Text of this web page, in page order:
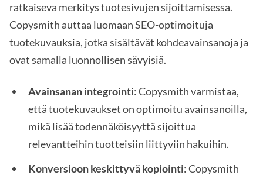
ratkaiseva merkitys tuotesivujen sijoittamisessa.
Copysmith auttaa luomaan SEO-optimoituja
tuotekuvauksia, jotka sisältävät kohdeavainsanoja ja
ovat samalla luonnollisen sävyisiä.
Avainsanan integrointi: Copysmith varmistaa,
että tuotekuvaukset on optimoitu avainsanoilla,
mikä lisää todennäköisyyttä sijoittua
relevantteihin tuotteisiin liittyviin hakuihin.
Konversioon keskittyvä kopiointi: Copysmith